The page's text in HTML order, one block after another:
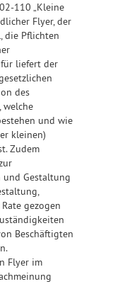
110 „Kleine
Flyer, der
die Pflichten
liefert der
des
welche
und wie
kleinen)
Zudem
Gestaltung
gezogen
Beschäftigten
Flyer im